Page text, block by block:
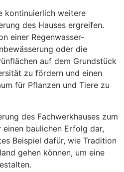
kontinuierlich weitere
des Hauses ergreifen.
einer Regenwasser-
oder die
auf dem Grundstück
zu fördern und einen
für Pflanzen und Tiere zu
des Fachwerkhauses zum
baulichen Erfolg dar,
Beispiel dafür, wie Tradition
gehen können, um eine